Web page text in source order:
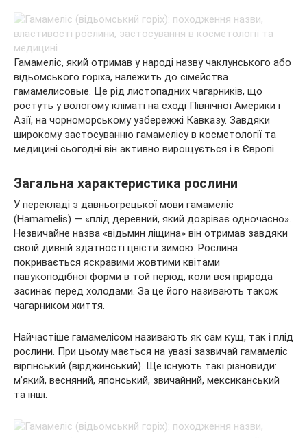
Гамамеліс, який отримав у народі назву чаклунського або
відьомського горіха, належить до сімейства
гамамелисовые. Це рід листопадних чагарників, що
ростуть у вологому кліматі на сході Північної Америки і
Азії, на чорноморському узбережжі Кавказу. Завдяки
широкому застосуванню гамамелісу в косметології та
медицині сьогодні він активно вирощується і в Європі.
Загальна характеристика рослини
У перекладі з давньогрецької мови гамамеліс
(Hamamelis) — «плід деревний, який дозріває одночасно».
Незвичайне назва «відьмин ліщина» він отримав завдяки
своїй дивній здатності цвісти зимою. Рослина
покривається яскравими жовтими квітами
павукоподібної форми в той період, коли вся природа
засинає перед холодами. За це його називають також
чагарником життя.
Найчастіше гамамелісом називають як сам кущ, так і плід
рослини. При цьому мається на увазі зазвичай гамамеліс
віргінський (вірджинський). Ще існують такі різновиди:
м’який, весняний, японський, звичайний, мексиканський
та інші.